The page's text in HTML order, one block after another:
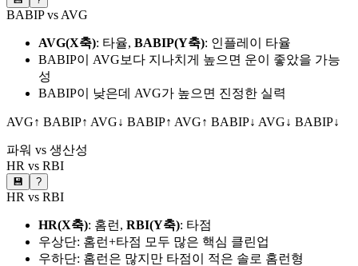
BABIP vs AVG
AVG(X축): 타율, BABIP(Y축): 인플레이 타율
BABIP이 AVG보다 지나치게 높으면 운이 좋았을 가능
성
BABIP이 낮은데 AVG가 높으면 진정한 실력
AVG↑ BABIP↑ AVG↓ BABIP↑ AVG↑ BABIP↓ AVG↓ BABIP↓
파워 vs 생산성
HR vs RBI
💾 ?
HR vs RBI
HR(X축): 홈런, RBI(Y축): 타점
우상단: 홈런+타점 모두 많은 핵심 클린업
우하단: 홈런은 많지만 타점이 적은 솔로 홈런형